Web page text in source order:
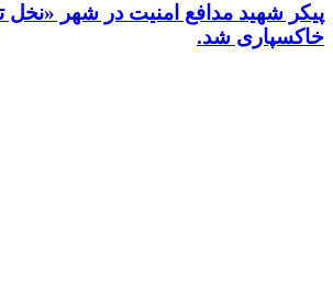
پیکر شهید مدافع امنیت در شهر «نخل
خاکسپاری شد.